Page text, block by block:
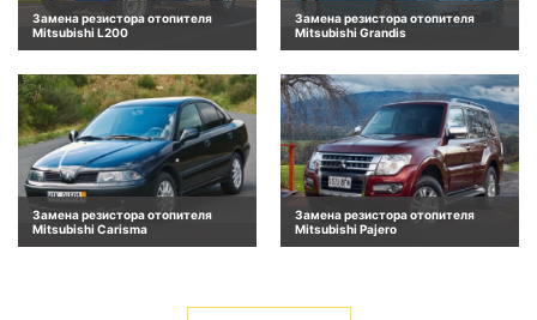
Замена резистора отопителя
Mitsubishi L200
Замена резистора отопителя
Mitsubishi Grandis
Замена резистора отопителя
Mitsubishi Carisma
Замена резистора отопителя
Mitsubishi Pajero